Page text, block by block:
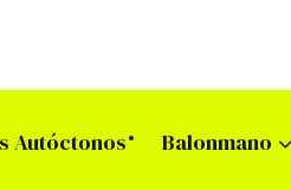
Autóctonos Balonmano